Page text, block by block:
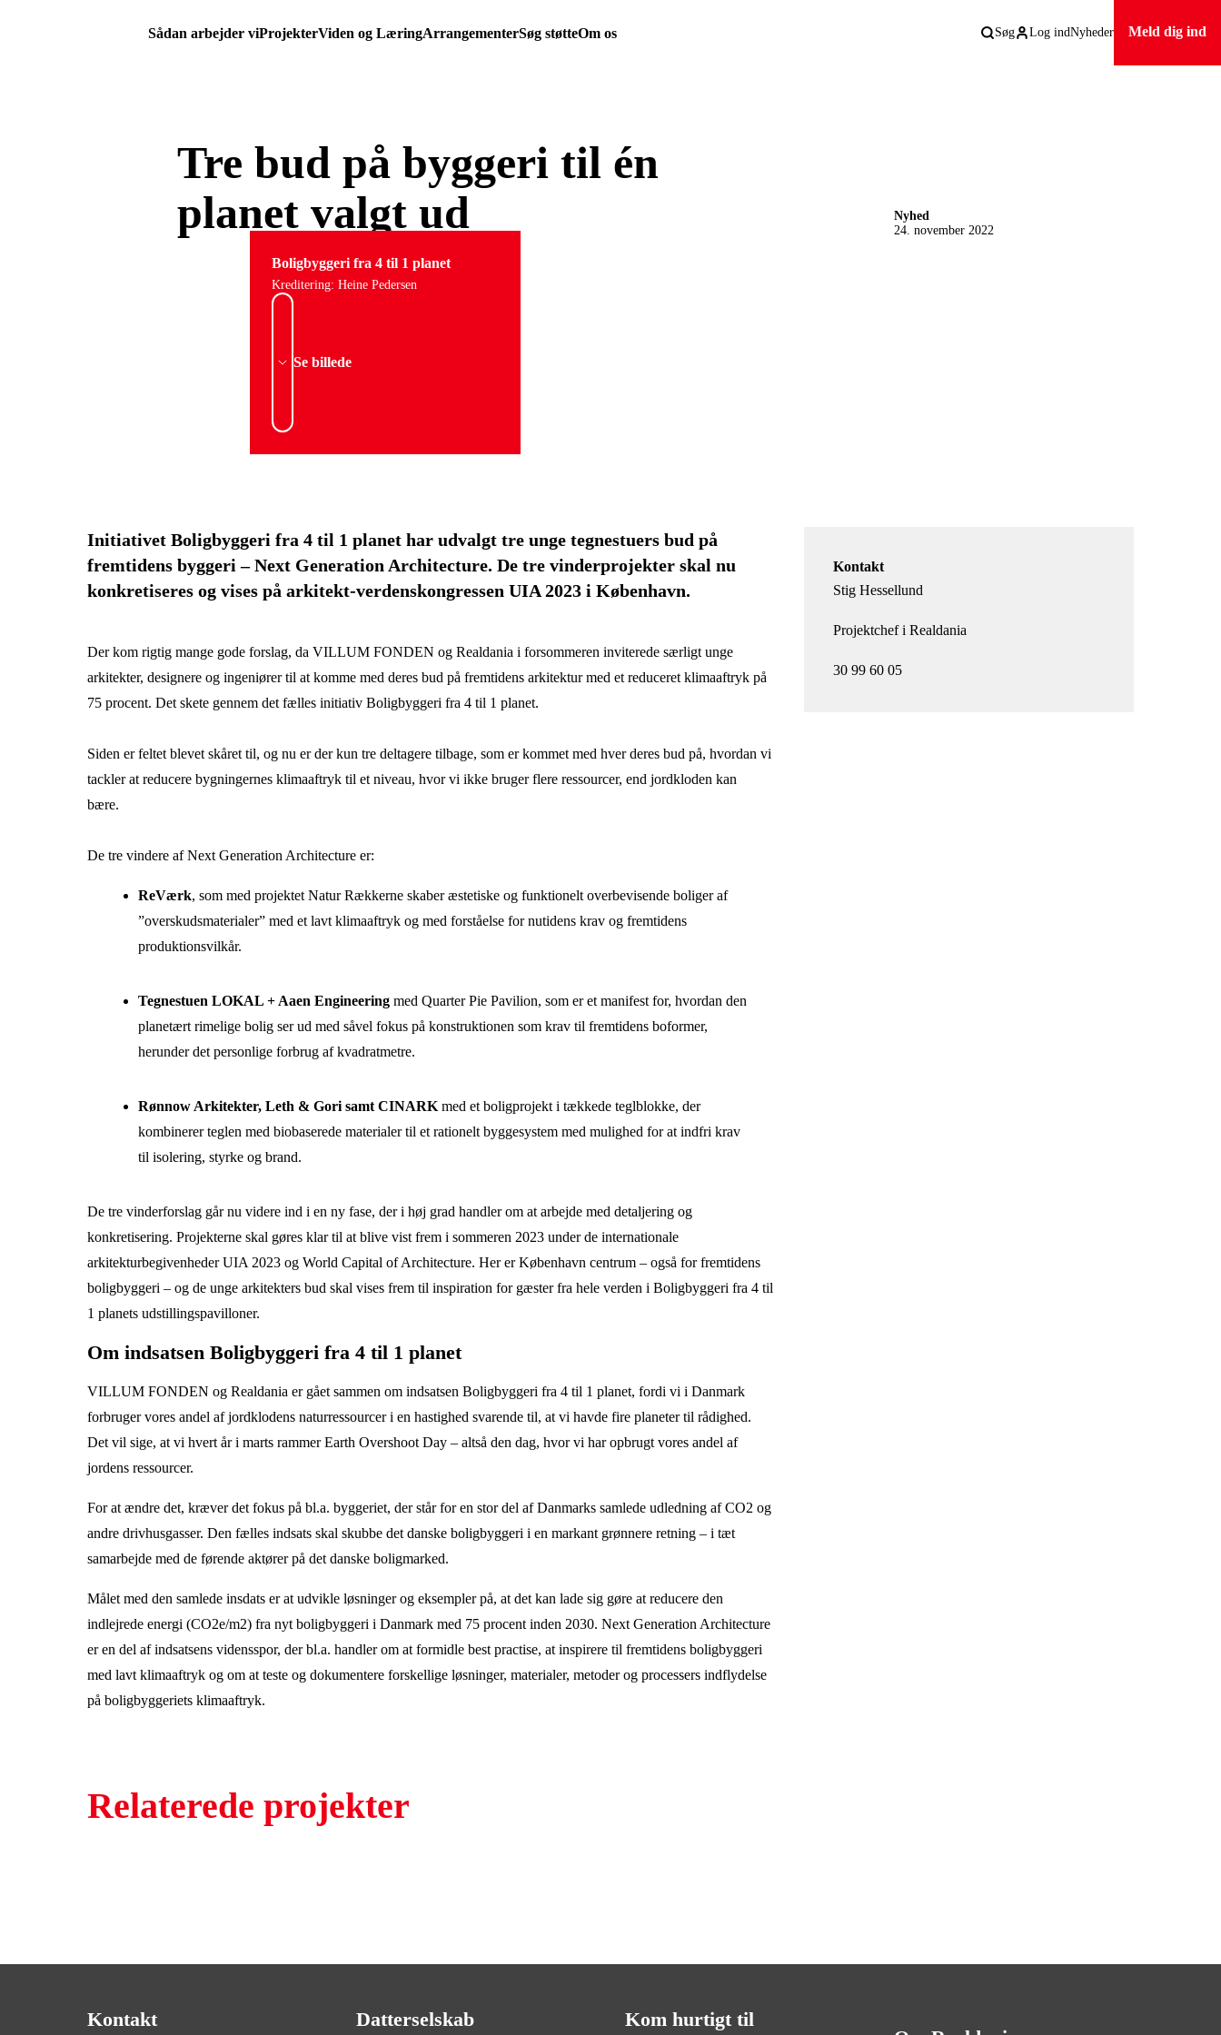
Sådan arbejder viProjekterViden og LæringArrangementerSøg støtteOm os Søg Log indNyheder Meld dig ind
Tre bud på byggeri til én
planet valgt ud
Nyhed
24. november 2022
Boligbyggeri fra 4 til 1 planet
Kreditering: Heine Pedersen
Se billede
Initiativet Boligbyggeri fra 4 til 1 planet har udvalgt tre unge tegnestuers bud på
fremtidens byggeri – Next Generation Architecture. De tre vinderprojekter skal nu
konkretiseres og vises på arkitekt-verdenskongressen UIA 2023 i København.
Der kom rigtig mange gode forslag, da VILLUM FONDEN og Realdania i forsommeren inviterede særligt unge
arkitekter, designere og ingeniører til at komme med deres bud på fremtidens arkitektur med et reduceret klimaaftryk på
75 procent. Det skete gennem det fælles initiativ Boligbyggeri fra 4 til 1 planet.
Siden er feltet blevet skåret til, og nu er der kun tre deltagere tilbage, som er kommet med hver deres bud på, hvordan vi
tackler at reducere bygningernes klimaaftryk til et niveau, hvor vi ikke bruger flere ressourcer, end jordkloden kan
bære.
De tre vindere af Next Generation Architecture er:
ReVærk, som med projektet Natur Rækkerne skaber æstetiske og funktionelt overbevisende boliger af
”overskudsmaterialer” med et lavt klimaaftryk og med forståelse for nutidens krav og fremtidens
produktionsvilkår.
Tegnestuen LOKAL + Aaen Engineering med Quarter Pie Pavilion, som er et manifest for, hvordan den
planetært rimelige bolig ser ud med såvel fokus på konstruktionen som krav til fremtidens boformer,
herunder det personlige forbrug af kvadratmetre.
Rønnow Arkitekter, Leth & Gori samt CINARK med et boligprojekt i tækkede teglblokke, der
kombinerer teglen med biobaserede materialer til et rationelt byggesystem med mulighed for at indfri krav
til isolering, styrke og brand.
De tre vinderforslag går nu videre ind i en ny fase, der i høj grad handler om at arbejde med detaljering og
konkretisering. Projekterne skal gøres klar til at blive vist frem i sommeren 2023 under de internationale
arkitekturbegivenheder UIA 2023 og World Capital of Architecture. Her er København centrum – også for fremtidens
boligbyggeri – og de unge arkitekters bud skal vises frem til inspiration for gæster fra hele verden i Boligbyggeri fra 4 til
1 planets udstillingspavilloner.
Om indsatsen Boligbyggeri fra 4 til 1 planet
VILLUM FONDEN og Realdania er gået sammen om indsatsen Boligbyggeri fra 4 til 1 planet, fordi vi i Danmark
forbruger vores andel af jordklodens naturressourcer i en hastighed svarende til, at vi havde fire planeter til rådighed.
Det vil sige, at vi hvert år i marts rammer Earth Overshoot Day – altså den dag, hvor vi har opbrugt vores andel af
jordens ressourcer.
For at ændre det, kræver det fokus på bl.a. byggeriet, der står for en stor del af Danmarks samlede udledning af CO2 og
andre drivhusgasser. Den fælles indsats skal skubbe det danske boligbyggeri i en markant grønnere retning – i tæt
samarbejde med de førende aktører på det danske boligmarked.
Målet med den samlede insdats er at udvikle løsninger og eksempler på, at det kan lade sig gøre at reducere den
indlejrede energi (CO2e/m2) fra nyt boligbyggeri i Danmark med 75 procent inden 2030. Next Generation Architecture
er en del af indsatsens vidensspor, der bl.a. handler om at formidle best practise, at inspirere til fremtidens boligbyggeri
med lavt klimaaftryk og om at teste og dokumentere forskellige løsninger, materialer, metoder og processers indflydelse
på boligbyggeriets klimaaftryk.
Kontakt
Stig Hessellund
Projektchef i Realdania
30 99 60 05
Relaterede projekter
Kontakt Datterselskab
Kom hurtigt til